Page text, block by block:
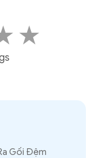
★
Gối Đệm